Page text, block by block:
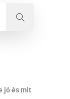
jó és mit